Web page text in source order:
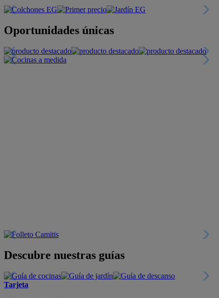
Oportunidades únicas
Descubre nuestras guías
Tarjeta